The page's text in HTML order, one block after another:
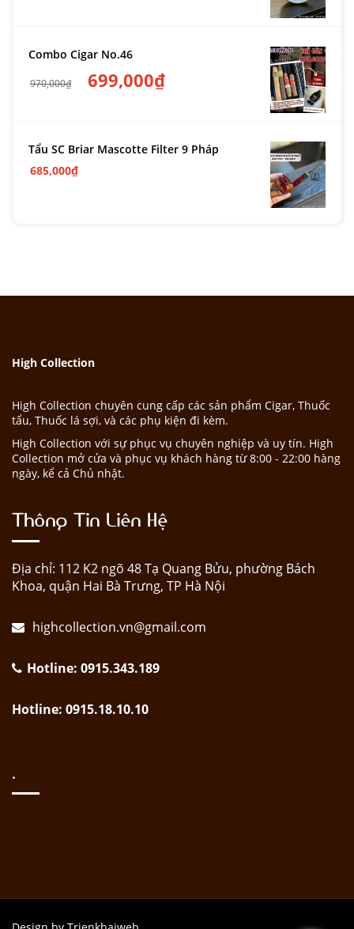
Combo Cigar No.46
970,000₫ 699,000₫
Tẩu SC Briar Mascotte Filter 9 Pháp
685,000₫
High Collection
High Collection chuyên cung cấp các sản phẩm Cigar, Thuốc
tẩu, Thuốc lá sợi, và các phụ kiện đi kèm.
High Collection với sự phục vụ chuyên nghiệp và uy tín. High
Collection mở cửa và phục vụ khách hàng từ 8:00 - 22:00 hàng
ngày, kể cả Chủ nhật.
Thông Tin Liên Hệ
Địa chỉ: 112 K2 ngõ 48 Tạ Quang Bửu, phường Bách
Khoa, quận Hai Bà Trưng, TP Hà Nội
highcollection.vn@gmail.com
Hotline: 0915.343.189
Hotline: 0915.18.10.10
.